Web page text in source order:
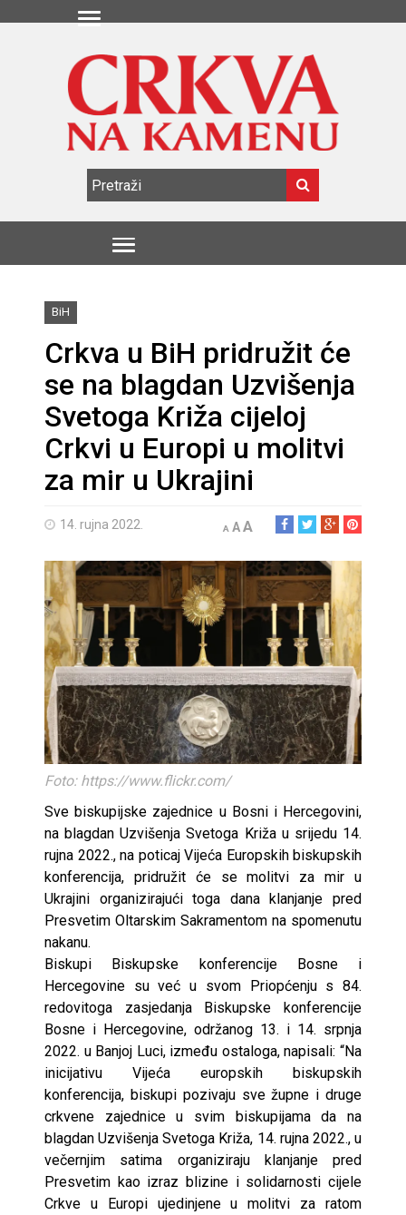
BiH
Crkva u BiH pridružit će
se na blagdan Uzvišenja
Svetoga Križa cijeloj
Crkvi u Europi u molitvi
za mir u Ukrajini
14. rujna 2022. A AA
Foto: https://www.flickr.com/
Sve biskupijske zajednice u Bosni i Hercegovini,
na blagdan Uzvišenja Svetoga Križa u srijedu 14.
rujna 2022., na poticaj Vijeća Europskih biskupskih
konferencija, pridružit će se molitvi za mir u
Ukrajini organizirajući toga dana klanjanje pred
Presvetim Oltarskim Sakramentom na spomenutu
nakanu.
Biskupi Biskupske konferencije Bosne i
Hercegovine su već u svom Priopćenju s 84.
redovitoga zasjedanja Biskupske konferencije
Bosne i Hercegovine, održanog 13. i 14. srpnja
2022. u Banjoj Luci, između ostaloga, napisali: “Na
inicijativu Vijeća europskih biskupskih
konferencija, biskupi pozivaju sve župne i druge
crkvene zajednice u svim biskupijama da na
blagdan Uzvišenja Svetoga Križa, 14. rujna 2022., u
večernjim satima organiziraju klanjanje pred
Presvetim kao izraz blizine i solidarnosti cijele
Crkve u Europi ujedinjene u molitvi za ratom